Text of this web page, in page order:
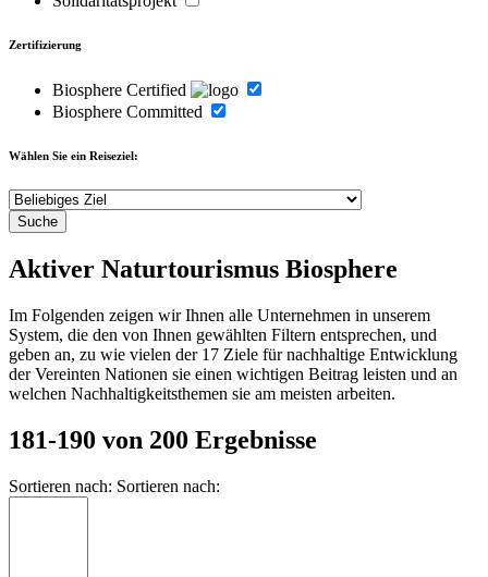
Zertifizierung
Biosphere Certified
Biosphere Committed
Wählen Sie ein Reiseziel:
Aktiver Naturtourismus Biosphere
Im Folgenden zeigen wir Ihnen alle Unternehmen in unserem
System, die den von Ihnen gewählten Filtern entsprechen, und
geben an, zu wie vielen der 17 Ziele für nachhaltige Entwicklung
der Vereinten Nationen sie einen wichtigen Beitrag leisten und an
welchen Nachhaltigkeitsthemen sie am meisten arbeiten.
181-190 von 200 Ergebnisse
Sortieren nach: Sortieren nach: